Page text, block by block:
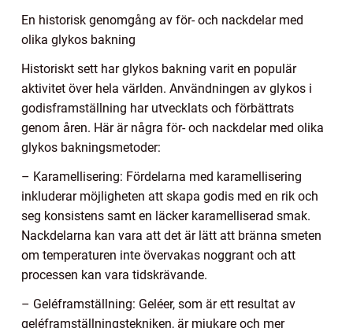
En historisk genomgång av för- och nackdelar med
olika glykos bakning
Historiskt sett har glykos bakning varit en populär
aktivitet över hela världen. Användningen av glykos i
godisframställning har utvecklats och förbättrats
genom åren. Här är några för- och nackdelar med olika
glykos bakningsmetoder:
– Karamellisering: Fördelarna med karamellisering
inkluderar möjligheten att skapa godis med en rik och
seg konsistens samt en läcker karamelliserad smak.
Nackdelarna kan vara att det är lätt att bränna smeten
om temperaturen inte övervakas noggrant och att
processen kan vara tidskrävande.
– Geléframställning: Geléer, som är ett resultat av
geléframställningstekniken, är mjukare och mer